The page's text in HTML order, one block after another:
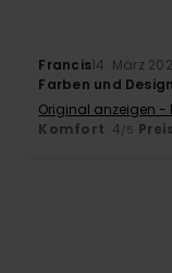
Francis14. März
Farben und Design
Original anzeigen -
Komfort: 4 /5